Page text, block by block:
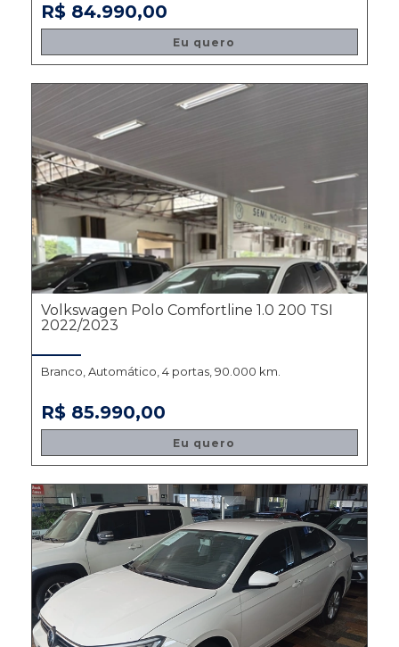
R$ 84.990,00
Eu quero
Volkswagen Polo Comfortline 1.0 200 TSI
2022/2023
Branco, Automático, 4 portas, 90.000 km.
R$ 85.990,00
Eu quero